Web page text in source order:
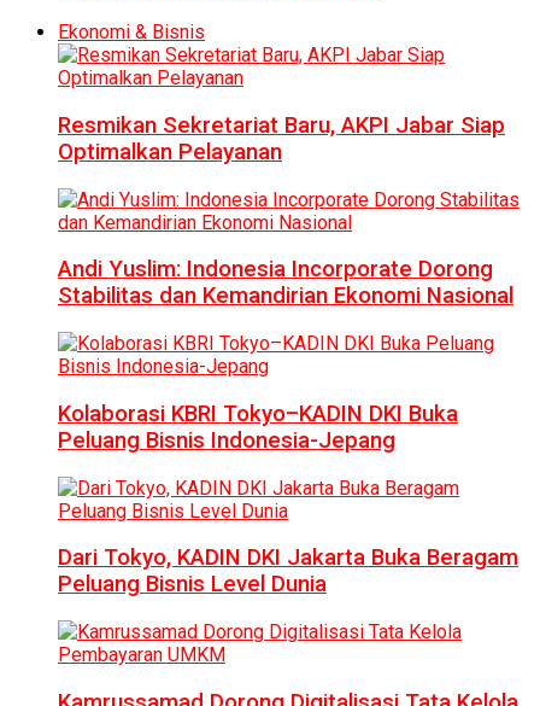
Ekonomi & Bisnis
Resmikan Sekretariat Baru, AKPI Jabar Siap
Optimalkan Pelayanan
Andi Yuslim: Indonesia Incorporate Dorong
Stabilitas dan Kemandirian Ekonomi Nasional
Kolaborasi KBRI Tokyo–KADIN DKI Buka
Peluang Bisnis Indonesia-Jepang
Dari Tokyo, KADIN DKI Jakarta Buka Beragam
Peluang Bisnis Level Dunia